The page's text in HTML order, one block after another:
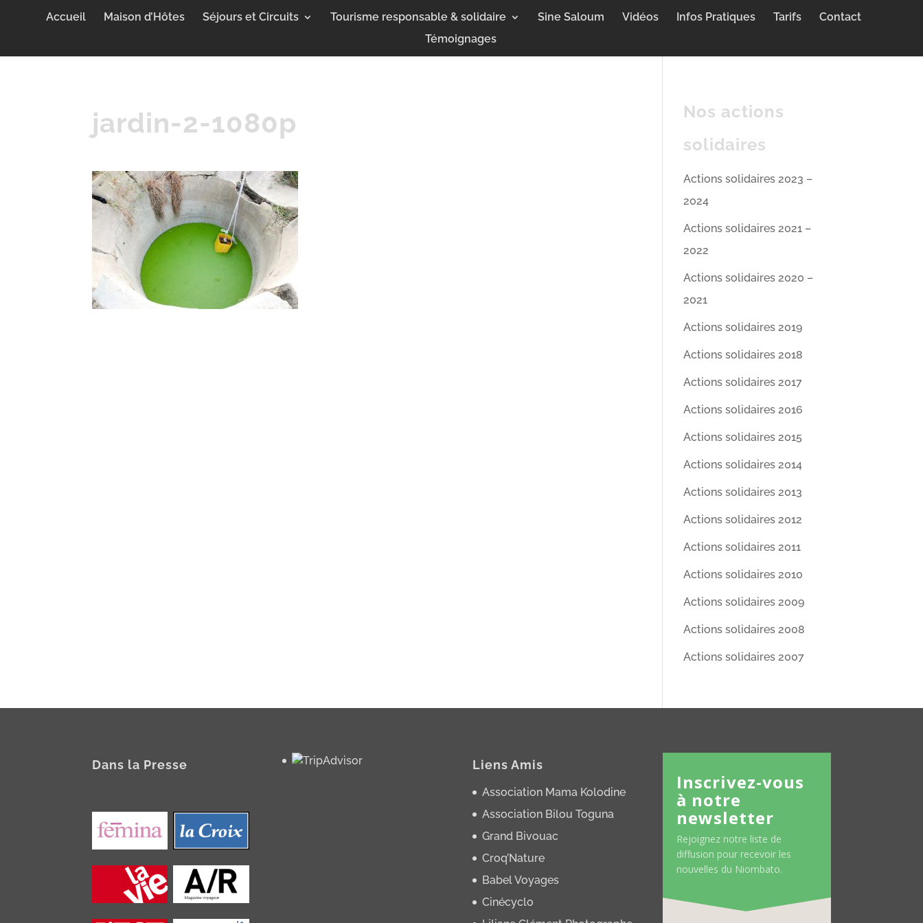
Accueil Maison d’Hôtes Séjours et Circuits Tourisme responsable & solidaire Sine Saloum Vidéos Infos Pratiques Tarifs
Contact
Témoignages
jardin-2-1080p
Nos actions
solidaires
Actions solidaires 2023 –
2024
Actions solidaires 2021 –
2022
Actions solidaires 2020 –
2021
Actions solidaires 2019
Actions solidaires 2018
Actions solidaires 2017
Actions solidaires 2016
Actions solidaires 2015
Actions solidaires 2014
Actions solidaires 2013
Actions solidaires 2012
Actions solidaires 2011
Actions solidaires 2010
Actions solidaires 2009
Actions solidaires 2008
Actions solidaires 2007
Dans la Presse Liens Amis
Association Mama Kolodine
Association Bilou Toguna
Grand Bivouac
Croq’Nature
Babel Voyages
Cinécyclo
Inscrivez-vous
à notre
newsletter
Rejoignez notre liste de
diffusion pour recevoir les
nouvelles du Niombato.